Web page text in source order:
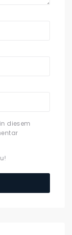
diesem